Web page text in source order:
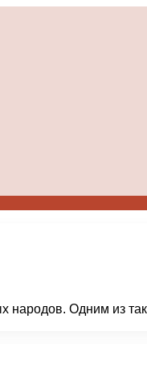
Одним из